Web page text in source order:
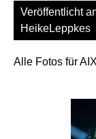
Veröffentlicht
HeikeLeppkes
Alle Fotos für